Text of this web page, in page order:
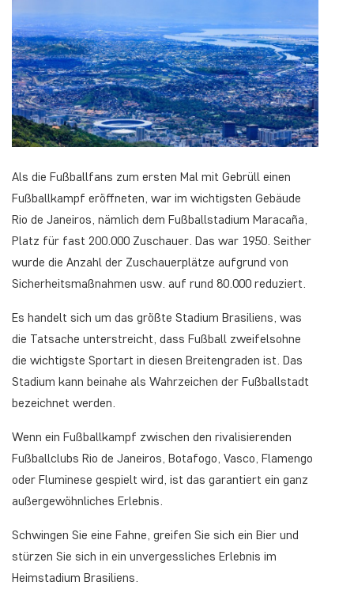
Als die Fußballfans zum ersten Mal mit Gebrüll einen
Fußballkampf eröffneten, war im wichtigsten Gebäude
Rio de Janeiros, nämlich dem Fußballstadium Maracaña,
Platz für fast 200.000 Zuschauer. Das war 1950. Seither
wurde die Anzahl der Zuschauerplätze aufgrund von
Sicherheitsmaßnahmen usw. auf rund 80.000 reduziert.
Es handelt sich um das größte Stadium Brasiliens, was
die Tatsache unterstreicht, dass Fußball zweifelsohne
die wichtigste Sportart in diesen Breitengraden ist. Das
Stadium kann beinahe als Wahrzeichen der Fußballstadt
bezeichnet werden.
Wenn ein Fußballkampf zwischen den rivalisierenden
Fußballclubs Rio de Janeiros, Botafogo, Vasco, Flamengo
oder Fluminese gespielt wird, ist das garantiert ein ganz
außergewöhnliches Erlebnis.
Schwingen Sie eine Fahne, greifen Sie sich ein Bier und
stürzen Sie sich in ein unvergessliches Erlebnis im
Heimstadium Brasiliens.